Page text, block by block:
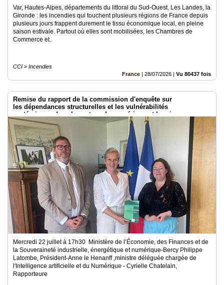
Var, Hautes-Alpes, départements du littoral du Sud-Ouest, Les Landes, la
Gironde : les incendies qui touchent plusieurs régions de France depuis
plusieurs jours frappent durement le tissu économique local, en pleine
saison estivale. Partout où elles sont mobilisées, les Chambres de
Commerce et..
CCI » Incendies
France | 28/07/2026 | Vu 80437 fois
Remise du rapport de la commission d'enquête sur
les dépendances structurelles et les vulnérabilités
systémiques dans le secteur du numérique et les risques pour
l’indépendance de la France
Mercredi 22 juillet à 17h30 Ministère de l’Économie, des Finances et de
la Souveraineté industrielle, énergétique et numérique-Bercy Philippe
Latombe, Président-Anne le Henanff ,ministre déléguée chargée de
l'Intelligence artificielle et du Numérique - Cyrielle Chatelain,
Rapporteure